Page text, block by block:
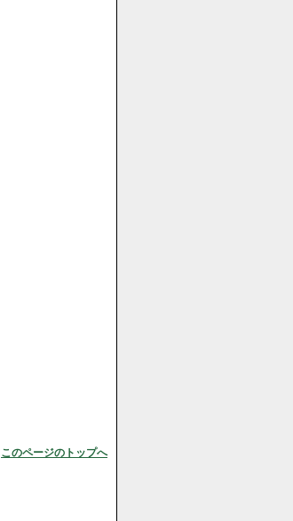
このページのトップへ